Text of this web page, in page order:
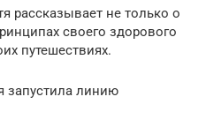
рассказывает не только о
своего здорового
путешествиях.
запустила линию